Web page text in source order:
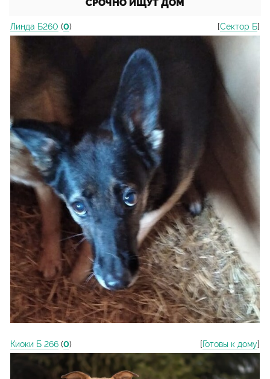
СРОЧНО ИЩУТ ДОМ
Линда Б260 (0) [Сектор Б]
Киоки Б 266 (0) [Готовы к дому]